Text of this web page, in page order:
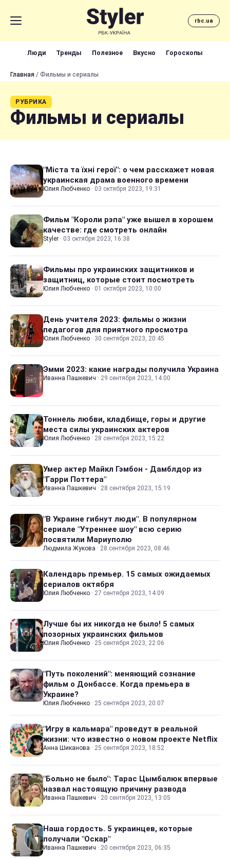
rbc.ua
Люди Тренды Полезное Вкусно Гороскопы
Главная / Фильмы и сериалы
РУБРИКА
Фильмы и сериалы
"Міста та їхні герої": о чем расскажет новая
украинская драма военного времени
Юлия Любченко · 03 октября 2023, 19:31
Фильм "Короли рэпа" уже вышел в хорошем
качестве: где смотреть онлайн
Styler · 03 октября 2023, 16:38
Фильмы про украинских защитников и
защитниц, которые стоит посмотреть
Юлия Любченко · 01 октября 2023, 10:00
День учителя 2023: фильмы о жизни
педагогов для приятного просмотра
Юлия Любченко · 30 сентября 2023, 20:45
Эмми 2023: какие награды получила Украина
Иванна Пашкевич · 29 сентября 2023, 14:00
Тоннель любви, кладбище, горы и другие
места силы украинских актеров
Юлия Любченко · 28 сентября 2023, 15:22
Умер актер Майкл Гэмбон - Дамблдор из
"Гарри Поттера"
Иванна Пашкевич · 28 сентября 2023, 15:19
"В Украине гибнут люди". В популярном
сериале "Утреннее шоу" всю серию
посвятили Мариуполю
Людмила Жукова · 28 сентября 2023, 08:46
Календарь премьер. 15 самых ожидаемых
сериалов октября
Юлия Любченко · 27 сентября 2023, 14:09
Лучше бы их никогда не было! 5 самых
позорных украинских фильмов
Юлия Любченко · 25 сентября 2023, 22:06
"Путь поколений": меняющий сознание
фильм о Донбассе. Когда премьера в
Украине?
Юлия Любченко · 25 сентября 2023, 20:07
"Игру в кальмара" проведут в реальной
жизни: что известно о новом проекте Netflix
Анна Шиканова · 25 сентября 2023, 18:52
"Больно не было": Тарас Цымбалюк впервые
назвал настоящую причину развода
Иванна Пашкевич · 20 сентября 2023, 13:05
Наша гордость. 5 украинцев, которые
получали "Оскар"
Иванна Пашкевич · 20 сентября 2023, 06:35